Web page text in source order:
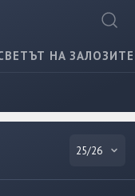
НА ЗАЛОЗИТЕ
25/26